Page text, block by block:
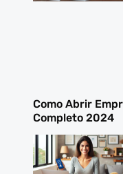
Como Abrir
Completo 2024